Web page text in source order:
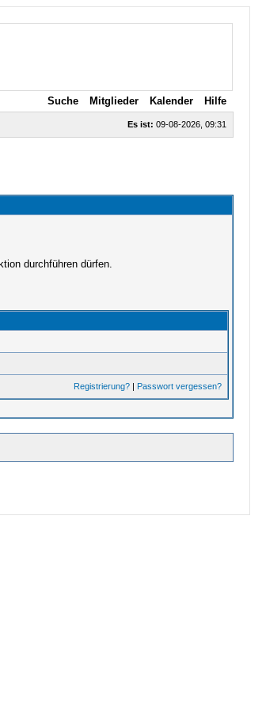
Suche Mitglieder Kalender Hilfe
Es ist: 09-08-2026, 09:31
durchführen dürfen.
Registrierung?| Passwort vergessen?